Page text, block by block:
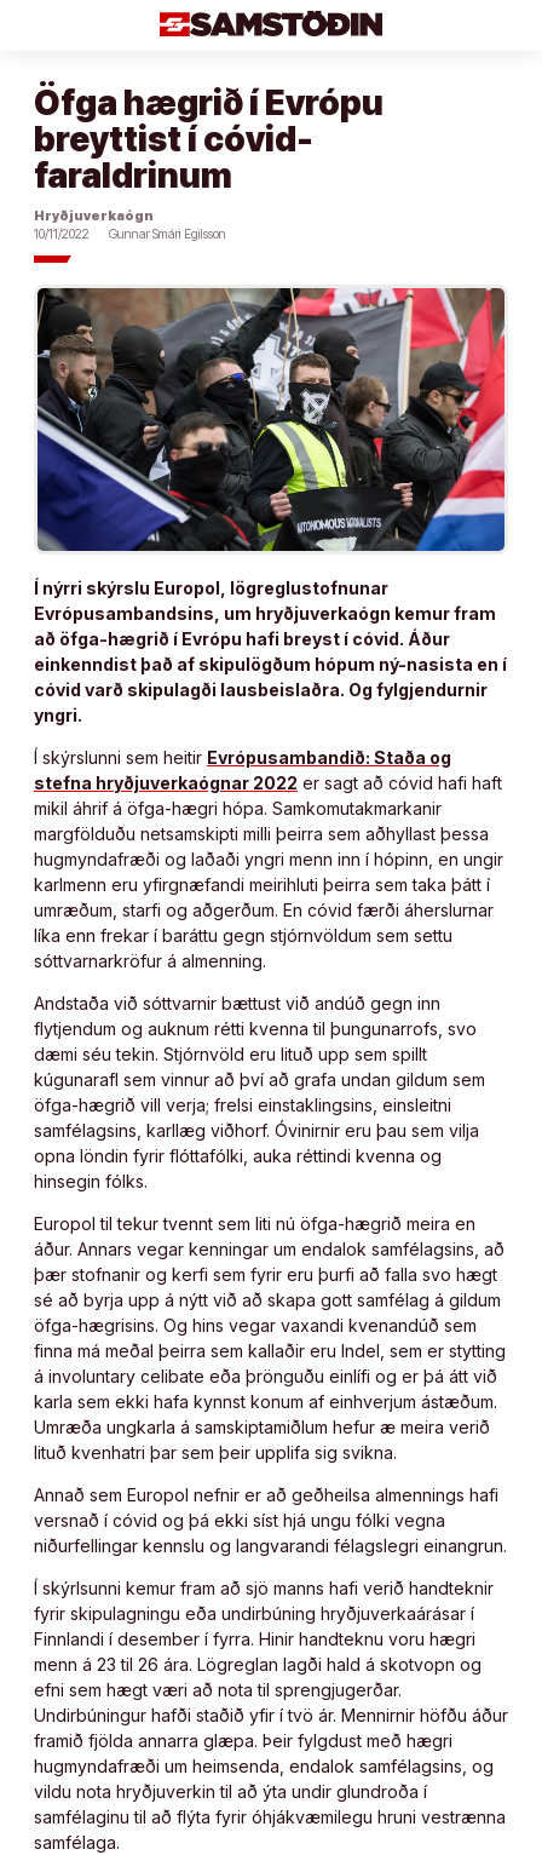
Öfga hægrið í Evrópu
breyttist í cóvid-
faraldrinum
Hryðjuverkaógn
10/11/2022
Gunnar Smári Egilsson
Í nýrri skýrslu Europol, lögreglustofnunar
Evrópusambandsins, um hryðjuverkaógn kemur fram
að öfga-hægrið í Evrópu hafi breyst í cóvid. Áður
einkenndist það af skipulögðum hópum ný-nasista en í
cóvid varð skipulagði lausbeislaðra. Og fylgjendurnir
yngri.
Í skýrslunni sem heitir Evrópusambandið: Staða og
stefna hryðjuverkaógnar 2022 er sagt að cóvid hafi haft
mikil áhrif á öfga-hægri hópa. Samkomutakmarkanir
margfölduðu netsamskipti milli þeirra sem aðhyllast þessa
hugmyndafræði og laðaði yngri menn inn í hópinn, en ungir
karlmenn eru yfirgnæfandi meirihluti þeirra sem taka þátt í
umræðum, starfi og aðgerðum. En cóvid færði áherslurnar
líka enn frekar í baráttu gegn stjórnvöldum sem settu
sóttvarnarkröfur á almenning.
Andstaða við sóttvarnir bættust við andúð gegn inn
flytjendum og auknum rétti kvenna til þungunarrofs, svo
dæmi séu tekin. Stjórnvöld eru lituð upp sem spillt
kúgunarafl sem vinnur að því að grafa undan gildum sem
öfga-hægrið vill verja; frelsi einstaklingsins, einsleitni
samfélagsins, karllæg viðhorf. Óvinirnir eru þau sem vilja
opna löndin fyrir flóttafólki, auka réttindi kvenna og
hinsegin fólks.
Europol til tekur tvennt sem liti nú öfga-hægrið meira en
áður. Annars vegar kenningar um endalok samfélagsins, að
þær stofnanir og kerfi sem fyrir eru þurfi að falla svo hægt
sé að byrja upp á nýtt við að skapa gott samfélag á gildum
öfga-hægrisins. Og hins vegar vaxandi kvenandúð sem
finna má meðal þeirra sem kallaðir eru Indel, sem er stytting
á involuntary celibate eða þrönguðu einlífi og er þá átt við
karla sem ekki hafa kynnst konum af einhverjum ástæðum.
Umræða ungkarla á samskiptamiðlum hefur æ meira verið
lituð kvenhatri þar sem þeir upplifa sig svikna.
Annað sem Europol nefnir er að geðheilsa almennings hafi
versnað í cóvid og þá ekki síst hjá ungu fólki vegna
niðurfellingar kennslu og langvarandi félagslegri einangrun.
Í skýrlsunni kemur fram að sjö manns hafi verið handteknir
fyrir skipulagningu eða undirbúning hryðjuverkaárásar í
Finnlandi í desember í fyrra. Hinir handteknu voru hægri
menn á 23 til 26 ára. Lögreglan lagði hald á skotvopn og
efni sem hægt væri að nota til sprengjugerðar.
Undirbúningur hafði staðið yfir í tvö ár. Mennirnir höfðu áður
framið fjölda annarra glæpa. Þeir fylgdust með hægri
hugmyndafræði um heimsenda, endalok samfélagsins, og
vildu nota hryðjuverkin til að ýta undir glundroða í
samfélaginu til að flýta fyrir óhjákvæmilegu hruni vestrænna
samfélaga.